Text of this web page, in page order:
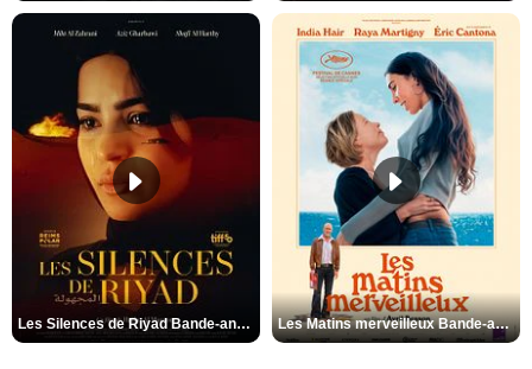
Les Silences de Riyad Bande-annonce VO STFR Les Matins merveilleux Bande-annonce VF